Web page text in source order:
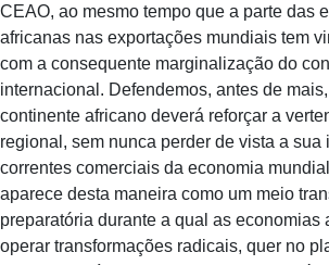
CEAO, ao mesmo tempo que a parte das
africanas nas exportações mundiais tem
com a consequente marginalização do
internacional. Defendemos, antes de
continente africano deverá reforçar a
regional, sem nunca perder de vista a sua
correntes comerciais da economia
aparece desta maneira como um meio
preparatória durante a qual as economias
operar transformações radicais, quer no